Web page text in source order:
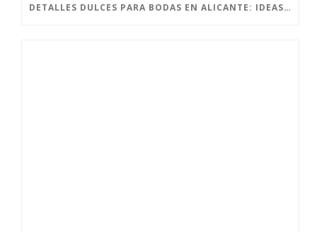
DETALLES DULCES PARA BODAS EN ALICANTE: IDEAS CON ENCANTO PARA SORPRENDER A TUS INVITADOS